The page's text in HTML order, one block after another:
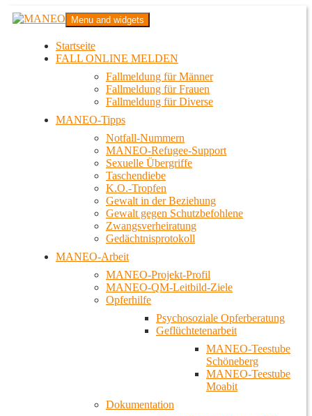
Zum
InhaltMANEO
Das schwule Anti-Gewalt-Projekt in Berlin
Menu and widgets
Startseite
FALL ONLINE MELDEN
Fallmeldung für Männer
Fallmeldung für Frauen
Fallmeldung für Diverse
MANEO-Tipps
Notfall-Nummern
MANEO-Refugee-Support
Sexuelle Übergriffe
Taschendiebe
K.O.-Tropfen
Gewalt in der Beziehung
Gewalt gegen Schutzbefohlene
Zwangsverheiratung
Gedächtnisprotokoll
MANEO-Arbeit
MANEO-Projekt-Profil
MANEO-QM-Leitbild-Ziele
Opferhilfe
Psychosoziale Opferberatung
Geflüchtetenarbeit
MANEO-Teestube
Schöneberg
MANEO-Teestube
Moabit
Dokumentation